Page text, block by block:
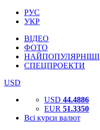
РУС
УКР
ВІДЕО
ФОТО
НАЙПОПУЛЯРНІШІ
СПЕЦПРОЕКТИ
USD
USD 44.4886
EUR 51.3350
Всі курси валют